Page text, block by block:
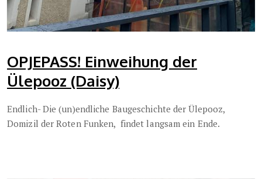
OPJEPASS! Einweihung der
Ülepooz (Daisy)
Endlich- Die (un)endliche Baugeschichte der Ülepooz,
Domizil der Roten Funken, findet langsam ein Ende.